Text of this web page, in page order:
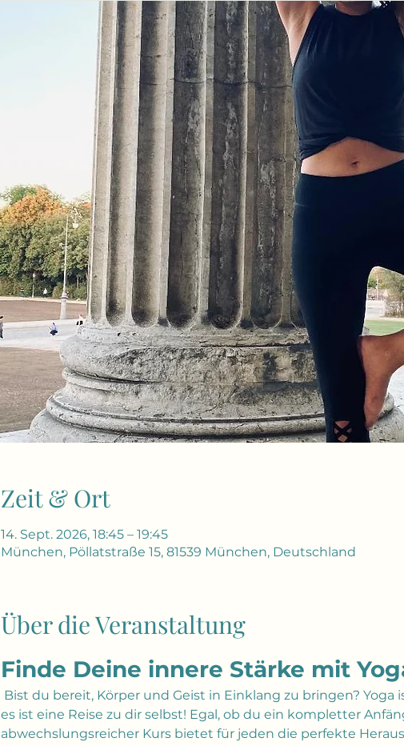
Zeit & Ort
14. Sept. 2026, 18:45 – 19:45
München, Pöllatstraße 15, 81539 München, Deutschland
Über die Veranstaltung
Finde Deine innere Stärke mit
Bist du bereit, Körper und Geist in Einklang zu bringen?
es ist eine Reise zu dir selbst! Egal, ob du ein kompletter
abwechslungsreicher Kurs bietet für jeden die perfekte